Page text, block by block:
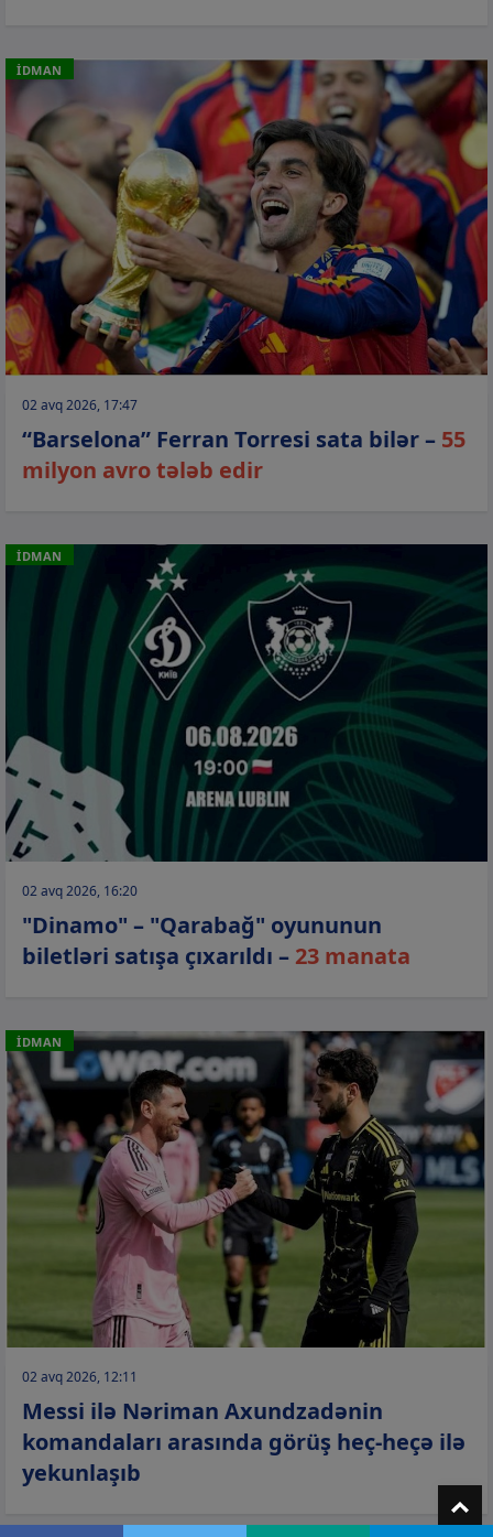
İDMAN
02 avq 2026, 17:47
“Barselona” Ferran Torresi sata bilər – 55
milyon avro tələb edir
İDMAN
02 avq 2026, 16:20
"Dinamo" – "Qarabağ" oyununun
biletləri satışa çıxarıldı – 23 manata
İDMAN
02 avq 2026, 12:11
Messi ilə Nəriman Axundzadənin
komandaları arasında görüş heç-heçə ilə
yekunlaşıb